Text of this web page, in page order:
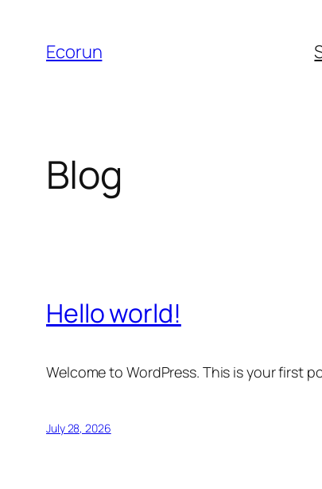
content
Ecorun
Blog
Hello world!
Welcome to WordPress. This is your first
July 28, 2026